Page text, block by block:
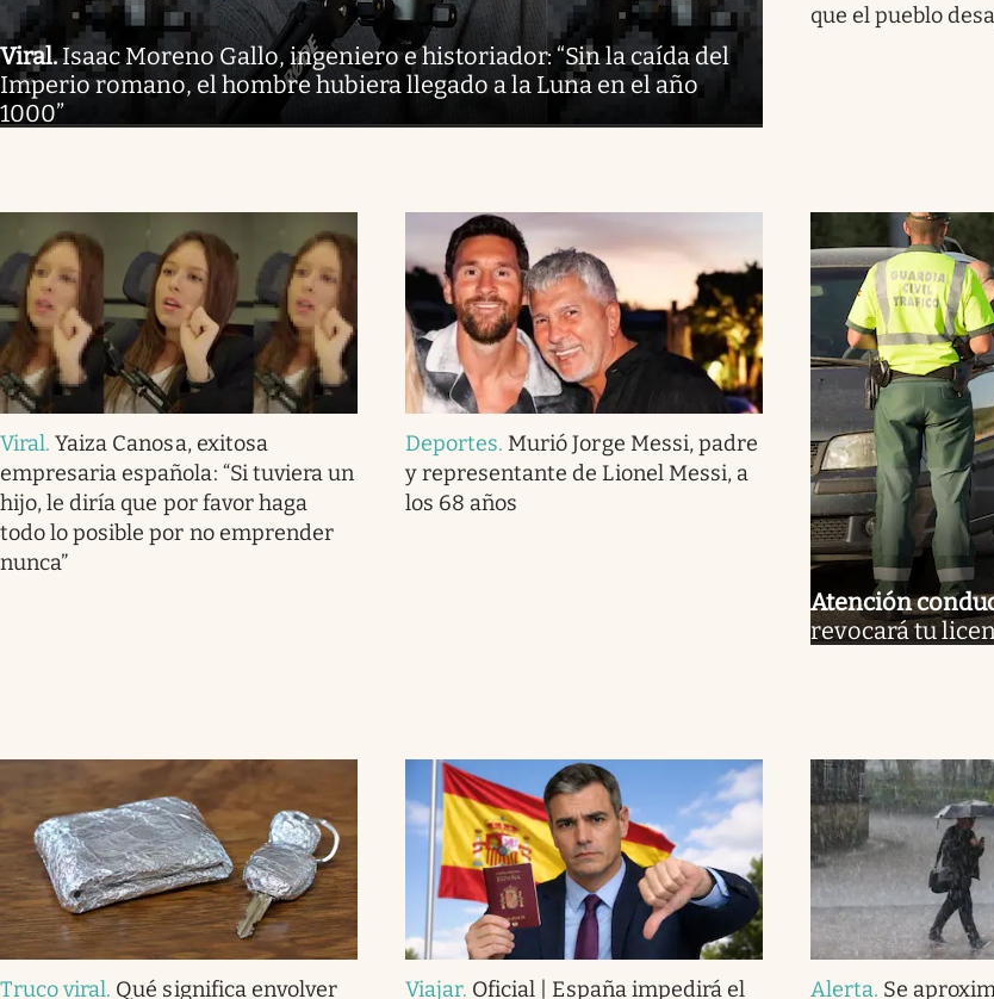
Viral.Isaac Moreno Gallo, ingeniero e historiador: “Sin la caída del
Imperio romano, el hombre hubiera llegado a la Luna en el año
1000”
que el pueblo
Viral.Yaiza Canosa, exitosa
empresaria española: “Si tuviera un
hijo, le diría que por favor haga
todo lo posible por no emprender
nunca”
Deportes. Murió Jorge Messi, padre
y representante de Lionel Messi, a
los 68 años
Atención
revocará tu
Truco viral. Qué significa envolver Viajar. Oficial | España impedirá el Alerta. Se